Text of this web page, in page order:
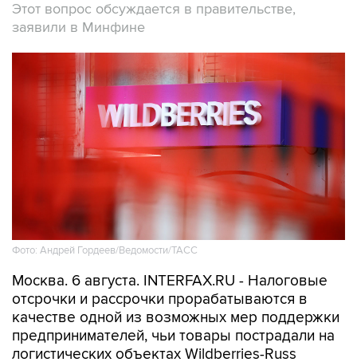
Этот вопрос обсуждается в правительстве,
заявили в Минфине
Фото: Андрей Гордеев/Ведомости/ТАСС
Москва. 6 августа. INTERFAX.RU - Налоговые
отсрочки и рассрочки прорабатываются в
качестве одной из возможных мер поддержки
предпринимателей, чьи товары пострадали на
логистических объектах Wildberries-Russ